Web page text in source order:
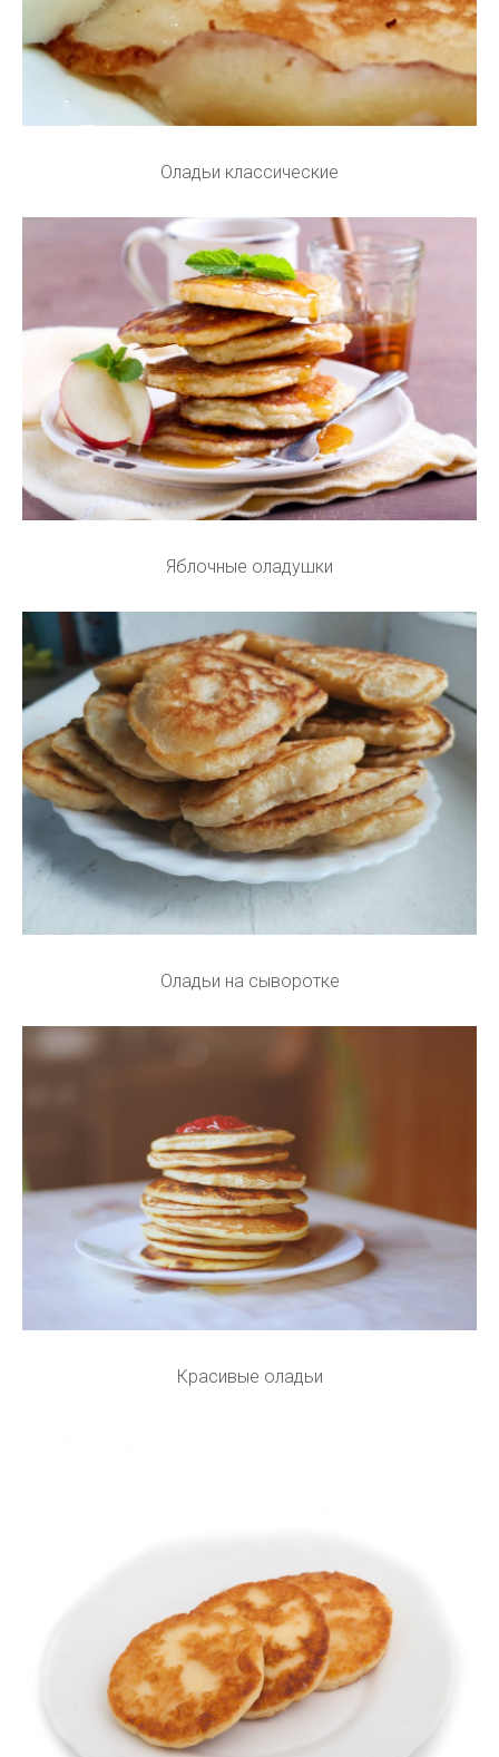
Оладьи классические
Яблочные оладушки
Оладьи на сыворотке
Красивые оладьи